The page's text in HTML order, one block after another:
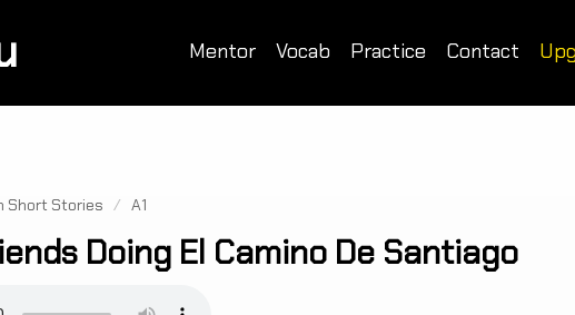
Mentor Vocab Practice Contact
Short Stories / A1
Doing El Camino De Santiago